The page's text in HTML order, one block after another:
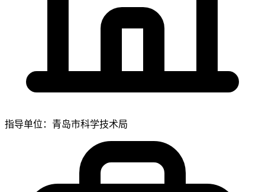
指导单位：青岛市科学技术局